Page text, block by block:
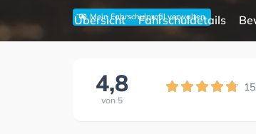
Mein Fahrschulprofil verwalten
Übersicht Fahrschuldetails
4,8
von 5
15